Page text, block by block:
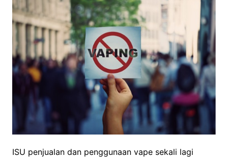
ISU penjualan dan penggunaan vape sekali lagi